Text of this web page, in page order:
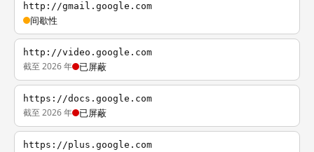
http://gmail.google.com
间歇性
http://video.google.com
截至 2026 年 已屏蔽
https://docs.google.com
截至 2026 年 已屏蔽
https://plus.google.com